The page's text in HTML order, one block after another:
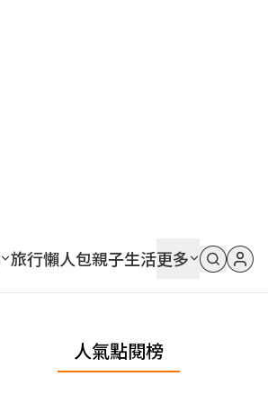
旅行懶人包親子生活更多
人氣點閱榜